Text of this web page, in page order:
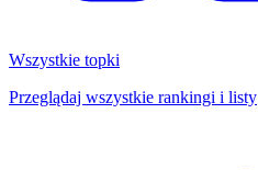
Wszystkie topki
Przeglądaj wszystkie rankingi i listy